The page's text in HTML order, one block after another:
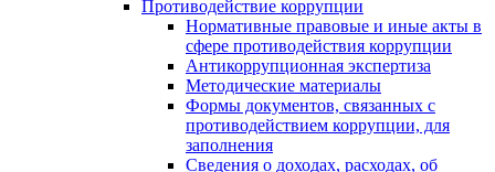
Противодействие коррупции
Нормативные правовые и иные акты в
сфере противодействия коррупции
Антикоррупционная экспертиза
Методические материалы
Формы документов, связанных с
противодействием коррупции, для
заполнения
Сведения о доходах, расходах, об